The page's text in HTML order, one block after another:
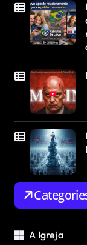
A Igreja